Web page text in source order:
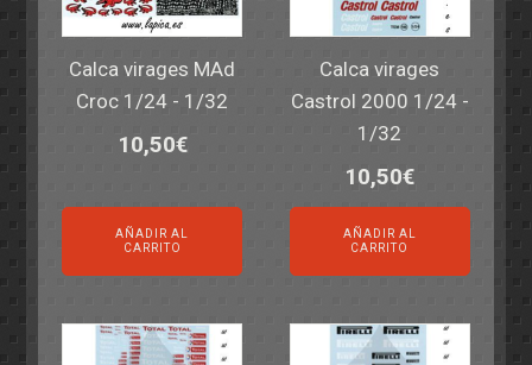
Calca virages MAd
Croc 1/24 - 1/32
10,50€
AÑADIR AL
CARRITO
Calca virages
Castrol 2000 1/24 -
1/32
10,50€
AÑADIR AL
CARRITO